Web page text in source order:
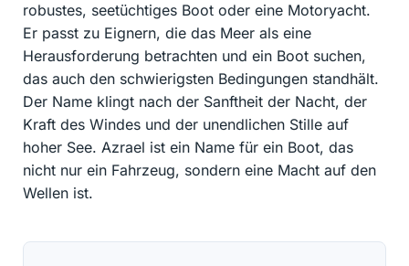
robustes, seetüchtiges Boot oder eine Motoryacht.
Er passt zu Eignern, die das Meer als eine
Herausforderung betrachten und ein Boot suchen,
das auch den schwierigsten Bedingungen standhält.
Der Name klingt nach der Sanftheit der Nacht, der
Kraft des Windes und der unendlichen Stille auf
hoher See. Azrael ist ein Name für ein Boot, das
nicht nur ein Fahrzeug, sondern eine Macht auf den
Wellen ist.